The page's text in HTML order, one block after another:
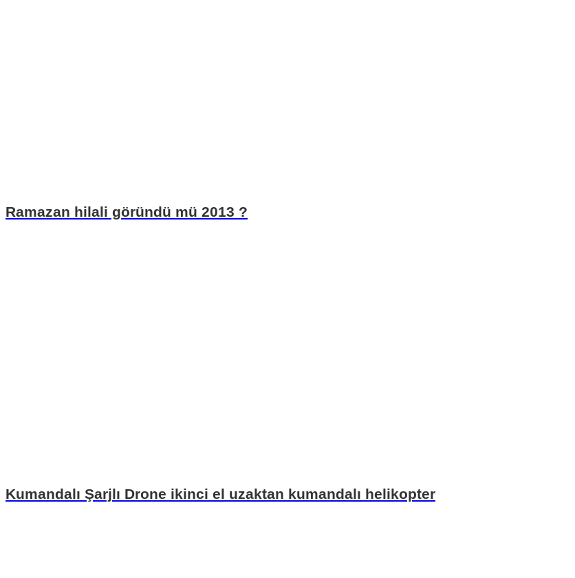
Ramazan hilali göründü mü 2013 ?
Kumandalı Şarjlı Drone ikinci el uzaktan kumandalı helikopter